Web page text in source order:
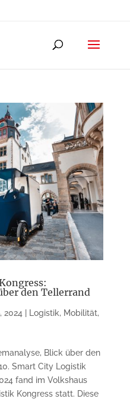
den Tellerrand
2024 Logistik, Mobilität,
Blick über den
Smart City Logistik
fand im Volkshaus
Kongress statt. Diese